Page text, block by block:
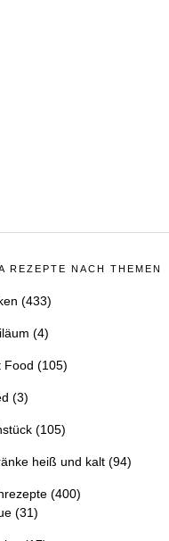
REZEPTE NACH THEMEN
(433)
(4)
Food (105)
(3)
(105)
heiß und kalt (94)
(400)
(31)